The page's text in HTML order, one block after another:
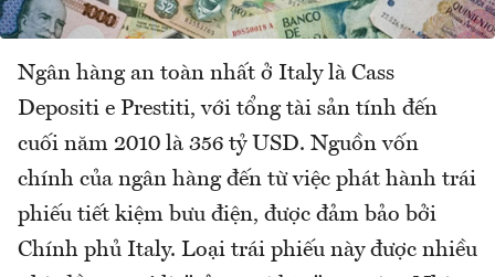
Ngân hàng an toàn nhất ở Italy là Cass
Depositi e Prestiti, với tổng tài sản tính đến
cuối năm 2010 là 356 tỷ USD. Nguồn vốn
chính của ngân hàng đến từ việc phát hành trái
phiếu tiết kiệm bưu điện, được đảm bảo bởi
Chính phủ Italy. Loại trái phiếu này được nhiều